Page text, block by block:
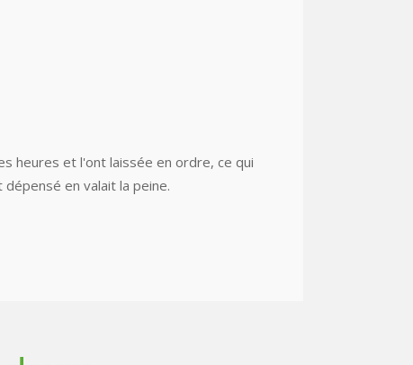
heures et l'ont laissée en ordre, ce qui
en valait la peine.